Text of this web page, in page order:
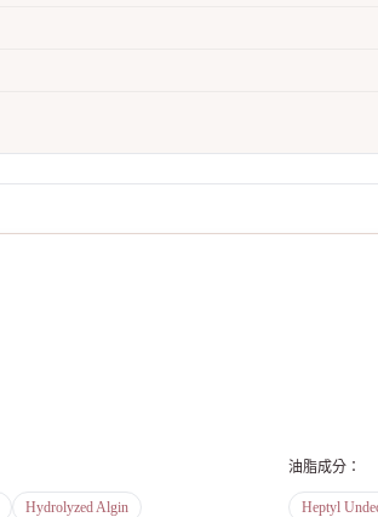
Hydrolyzed Algin
油脂成分 ：
Heptyl